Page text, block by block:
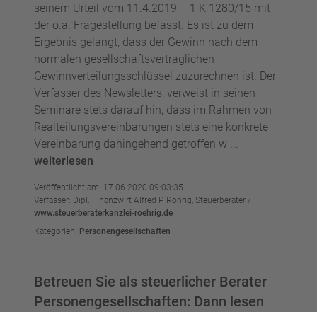
seinem Urteil vom 11.4.2019 – 1 K 1280/15 mit
der o.a. Fragestellung befasst. Es ist zu dem
Ergebnis gelangt, dass der Gewinn nach dem
normalen gesellschaftsvertraglichen
Gewinnverteilungsschlüssel zuzurechnen ist. Der
Verfasser des Newsletters, verweist in seinen
Seminare stets darauf hin, dass im Rahmen von
Realteilungsvereinbarungen stets eine konkrete
Vereinbarung dahingehend getroffen w ...
weiterlesen
Veröffentlicht am: 17.06.2020 09:03:35
Verfasser: Dipl. Finanzwirt Alfred P. Röhrig, Steuerberater /
www.steuerberaterkanzlei-roehrig.de
Kategorien: Personengesellschaften
Betreuen Sie als steuerlicher Berater
Personengesellschaften: Dann lesen